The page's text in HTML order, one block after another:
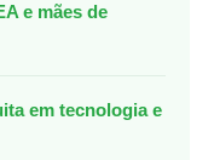
e mães de
em tecnologia e